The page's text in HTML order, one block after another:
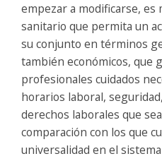
empezar a modificarse,
sanitario que permita un
su conjunto en términos
también económicos, que
profesionales cuidados
horarios laboral,
derechos laborales que
comparación con los que
universalidad en el